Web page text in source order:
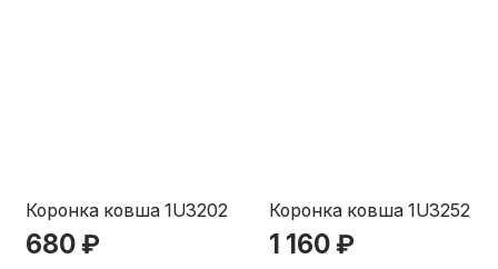
Коронка ковша 1U3202
680 ₽
Коронка ковша 1U3252
1 160 ₽